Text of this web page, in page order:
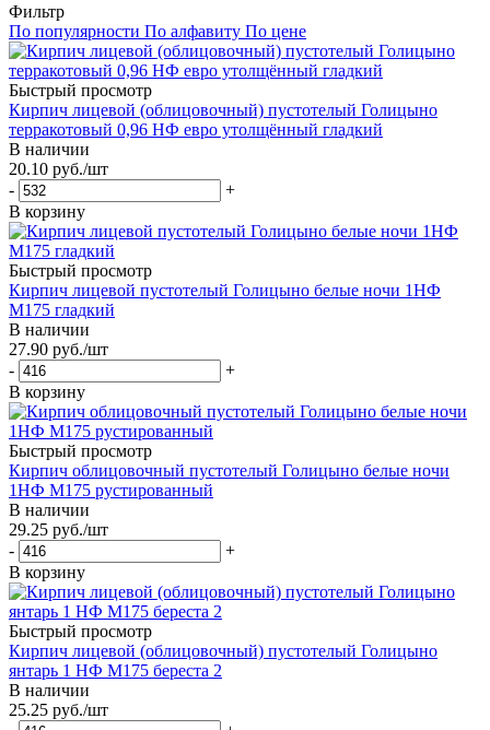
Фильтр
По популярности По алфавиту По цене
Быстрый просмотр
Кирпич лицевой (облицовочный) пустотелый Голицыно
терракотовый 0,96 НФ евро утолщённый гладкий
В наличии
20.10 руб./шт
-
+
В корзину
Быстрый просмотр
Кирпич лицевой пустотелый Голицыно белые ночи 1НФ
М175 гладкий
В наличии
27.90 руб./шт
-
+
В корзину
Быстрый просмотр
Кирпич облицовочный пустотелый Голицыно белые ночи
1НФ М175 рустированный
В наличии
29.25 руб./шт
-
+
В корзину
Быстрый просмотр
Кирпич лицевой (облицовочный) пустотелый Голицыно
янтарь 1 НФ М175 береста 2
В наличии
25.25 руб./шт